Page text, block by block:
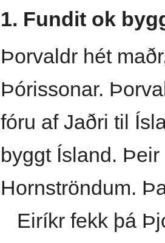
1. Fundit ok
Þorvaldr hét
Þórissonar.
fóru af Jaðri til
byggt Ísland.
Hornströndum.
Eiríkr fekk þá